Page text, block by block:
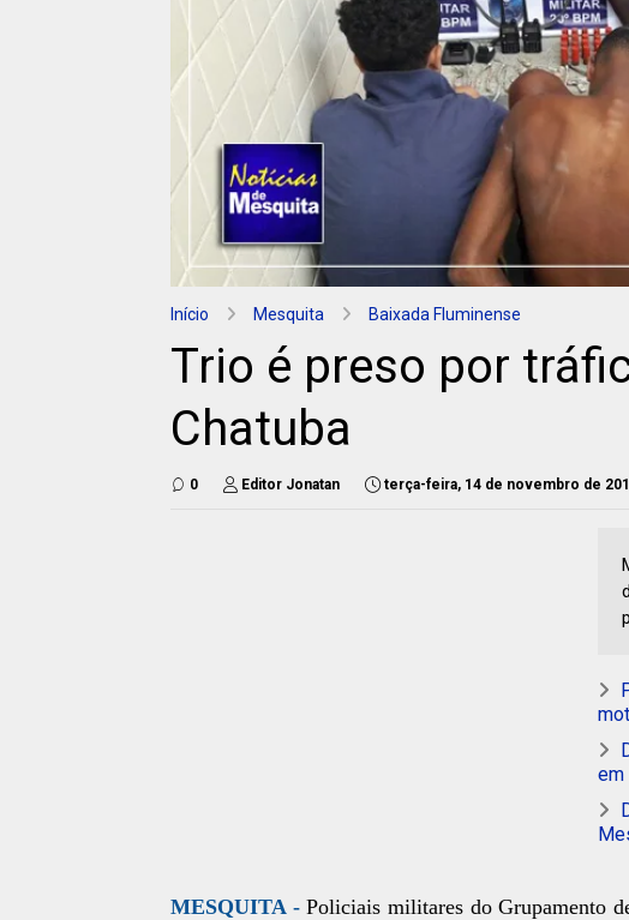
Início Mesquita Baixada Fluminense
Trio é preso por
Chatuba
0 Editor Jonatan terça-feira, 14 de novembro de
em
MESQUITA - Policiais militares do Grupamento